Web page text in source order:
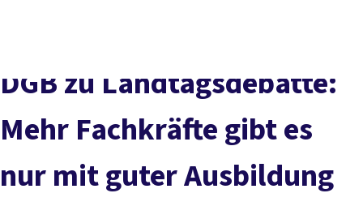
Service
Mitmachen
DGB zu Land­tags­de­bat­te:
Mehr Fach­kräf­te gibt es
nur mit gu­ter Aus­bil­dung